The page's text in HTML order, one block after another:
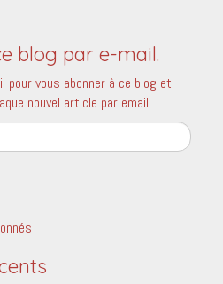
blog par e-mail.
vous abonner à ce blog et
nouvel article par email.